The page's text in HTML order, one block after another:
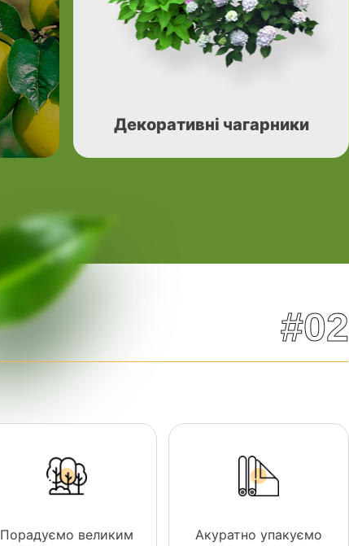
Декоративні чагарники
#02
Порадуємо великим
Акуратно упакуємо